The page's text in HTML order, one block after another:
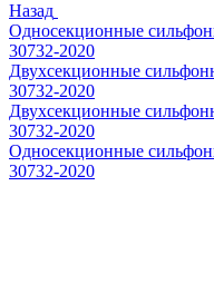
Назад
Односекционные
30732-2020
Двухсекционные
30732-2020
Двухсекционные
30732-2020
Односекционные
30732-2020